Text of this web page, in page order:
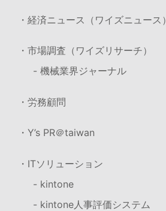
・経済ニュース（ワイズニュース）
・市場調査（ワイズリサーチ）
- 機械業界ジャーナル
・労務顧問
・Y’s PR＠taiwan
・ITソリューション
- kintone
- kintone人事評価システム